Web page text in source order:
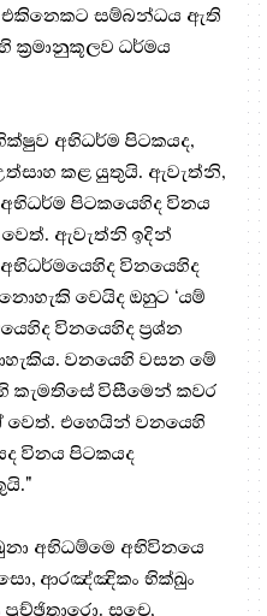
එකිනෙකට සම්බන්ධය ඇති
ක්‍ර‍මානුකූලව ධර්මය
අභිධර්ම පිටකයද,
කළ යුතුයි. ඇවැත්නි,
පිටකයෙහිද විනය
ඇවැත්නි ඉදින්
විනයෙහිද
වෙයිද ඔහුට ‘යම්
විනයෙහිද ප්‍රශ්න
වනයෙහි වසන මේ
කැමතිසේ විසීමෙන් කවර
වෙත්. එහෙයින් වනයෙහි
විනය පිටකයද
අභිධම්මෙ අභිවිනයෙ
ආරඤ්ඤිකං භික්ඛුං
සචෙ,